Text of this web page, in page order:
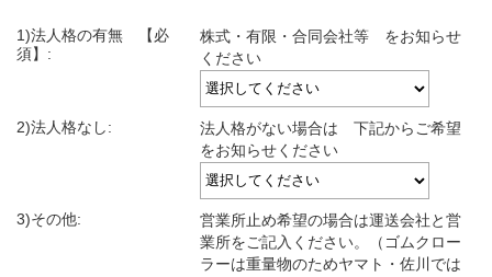
1)法人格の有無 【必
須】:
株式・有限・合同会社等 をお知らせ
ください
2)法人格なし:
法人格がない場合は 下記からご希望
をお知らせください
3)その他:
営業所止め希望の場合は運送会社と営
業所をご記入ください。（ゴムクロー
ラーは重量物のためヤマト・佐川では